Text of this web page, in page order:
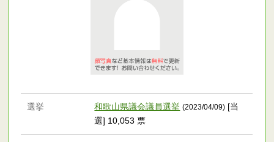
選挙 和歌山県議会議員選挙 (2023/04/09) [当
選] 10,053 票